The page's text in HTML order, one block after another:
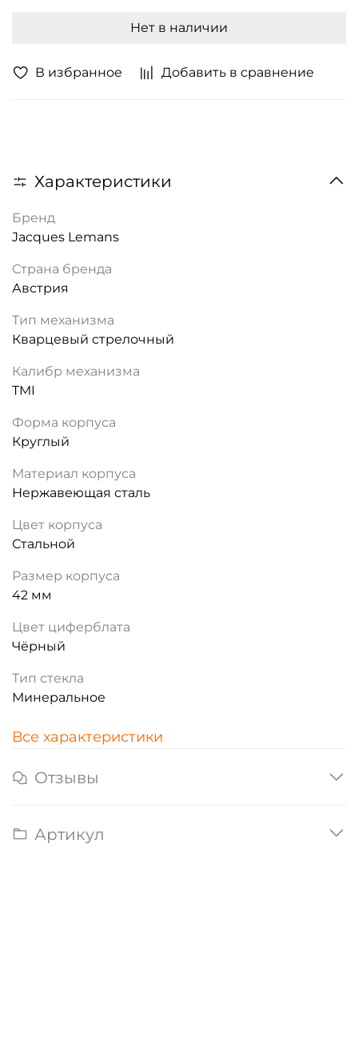
В избранное Добавить в сравнение
Нет в наличии
Характеристики
Бренд
Jacques Lemans
Страна бренда
Австрия
Тип механизма
Кварцевый стрелочный
Калибр механизма
TMI
Форма корпуса
Круглый
Материал корпуса
Нержавеющая сталь
Цвет корпуса
Стальной
Размер корпуса
42 мм
Цвет циферблата
Чёрный
Тип стекла
Минеральное
Все характеристики
Отзывы
Артикул